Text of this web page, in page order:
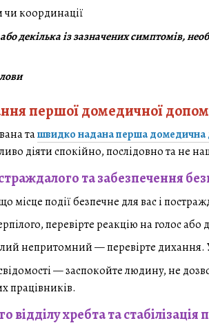
координації
декілька із зазначених симптомів,
першої домедичної
ташвидко надана перша домедична
діяти спокійно, послідовно та не
та забезпечення
місце події безпечне для вас і
перевірте реакцію на голос або
непритомний — перевірте дихання. У
— заспокойте людину, не
працівників.
відділу хребта та